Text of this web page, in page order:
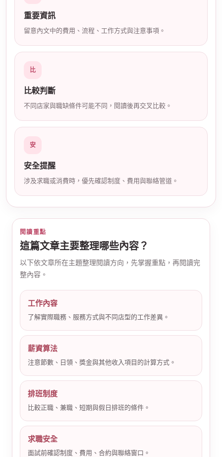
重要資訊
留意內文中的費用、流程、工作方式與注意事項。
比
比較判斷
不同店家與職缺條件可能不同，閱讀後再交叉比較。
安
安全提醒
涉及求職或消費時，優先確認制度、費用與聯絡管道。
閱讀重點
這篇文章主要整理哪些內容？
以下依文章所在主題整理閱讀方向，先掌握重點，再閱讀完
整內容。
工作內容
了解實際職務、服務方式與不同店型的工作差異。
薪資算法
注意節數、日領、獎金與其他收入項目的計算方式。
排班制度
比較正職、兼職、短期與假日排班的條件。
求職安全
面試前確認制度、費用、合約與聯絡窗口。